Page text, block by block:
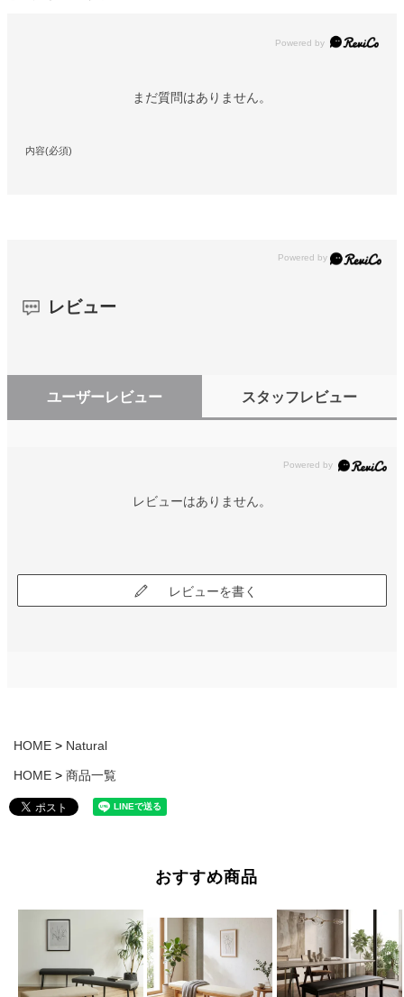
Powered by
まだ質問はありません。
内容(必須)
レビュー
ユーザーレビュー スタッフレビュー
レビューはありません。
レビューを書く
HOME Natural
HOME 商品一覧
おすすめ商品